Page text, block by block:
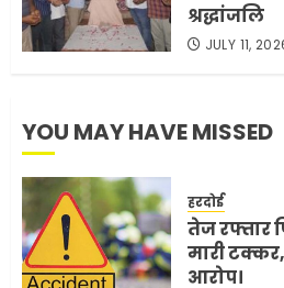
श्रद्धांजलि
JULY 11,
YOU MAY HAVE MISSED
हरदोई
तेज रफ्तार
मारी
आरोप।